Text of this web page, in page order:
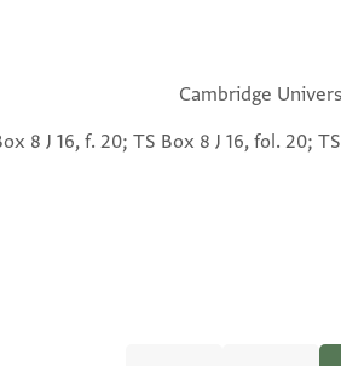
Cambridge
8 J 16, f. 20; TS Box 8 J 16, fol. 20;